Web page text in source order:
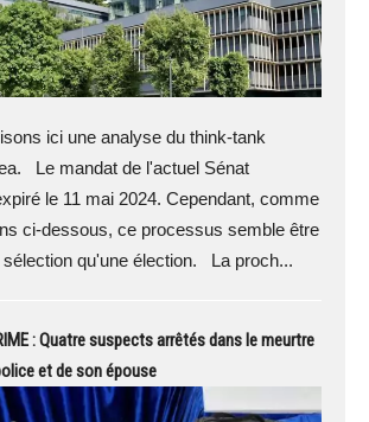
ici une analyse du think-tank
Le mandat de l'actuel Sénat
le 11 mai 2024. Cependant, comme
ci-dessous, ce processus semble être
sélection qu'une élection. La proch...
: Quatre suspects arrêtés dans le meurtre
et de son épouse